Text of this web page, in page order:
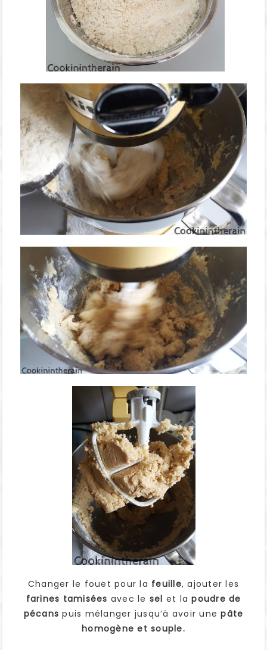
Changer le fouet pour la feuille, ajouter les
farines tamisées avec le sel et lapoudre de
pécans puis mélanger jusqu’à avoir unepâte
homogène et souple.